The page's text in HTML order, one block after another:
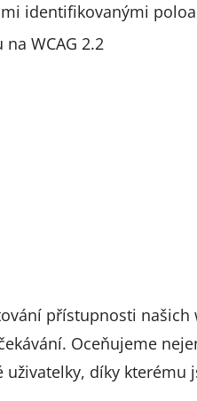
identifikovanými
WCAG 2.2
přístupnosti našich
Oceňujeme
díky kterému